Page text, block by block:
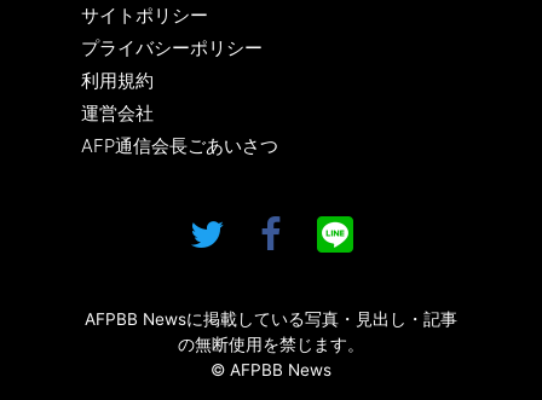
サイトポリシー
プライバシーポリシー
利用規約
運営会社
AFP通信会長ごあいさつ
AFPBB Newsに掲載している写真・見出し・記事
の無断使用を禁じます。
© AFPBB News